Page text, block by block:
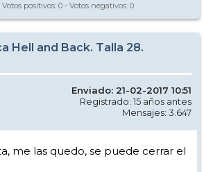
Votos positivos: 0 - Votos negativos: 0
Hell and Back. Talla 28.
Enviado: 21-02-2017 10:51
Registrado: 15 años antes
Mensajes: 3.647
me las quedo, se puede cerrar el